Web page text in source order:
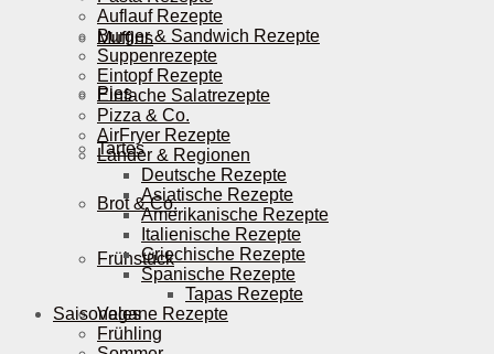
Muffins
Pies
Tartes
Brot & Co.
Frühstück
Vegane Rezepte
Auflauf Rezepte
Burger & Sandwich Rezepte
Suppenrezepte
Eintopf Rezepte
Einfache Salatrezepte
Pizza & Co.
AirFryer Rezepte
Länder & Regionen
Deutsche Rezepte
Asiatische Rezepte
Amerikanische Rezepte
Italienische Rezepte
Griechische Rezepte
Spanische Rezepte
Tapas Rezepte
Saisonales
Frühling